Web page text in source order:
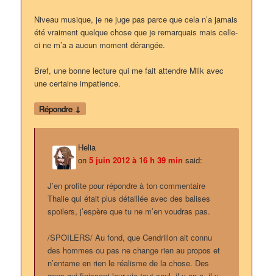
Niveau musique, je ne juge pas parce que cela n’a jamais
été vraiment quelque chose que je remarquais mais celle-
ci ne m’a a aucun moment dérangée.
Bref, une bonne lecture qui me fait attendre Milk avec
une certaine impatience.
Répondre ↓
Helia
on5 juin 2012 à 16 h 39 min said:
J’en profite pour répondre à ton commentaire
Thalie qui était plus détaillée avec des balises
spoilers, j’espère que tu ne m’en voudras pas.
/SPOILERS/ Au fond, que Cendrillon ait connu
des hommes ou pas ne change rien au propos et
n’entame en rien le réalisme de la chose. Des